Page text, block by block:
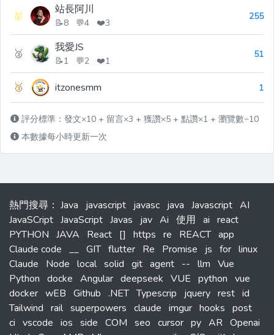
🥇 站長阿川
📝8 💬4 ❤️3
255
🥈 我愛JS
📝1 💬2 ❤️1
51
🥉 itzonesmm 1
評分標準：發文×10 + 留言×3 + 獲讚×5 + 點讚×1 + 瀏覽數÷10
本數據每小時更新一次
熱門搜尋 ： Java javascript javasc java Javascript AI
JavaSCript JavaScript Javas jav Ai 使用 ai react
PYTHON JAVA React [] https re REACT app
Claude code __ GIT flutter Re Promise js for linux
Claude
Node local solid git agent -- llm Vue
Python docke Angular deepseek VUE python vue
docker wEB Github .NET Typescrip jquery rest id
Tailwind rail superpowers claude imgur hooks post
ci vscode ios side COM seo cursor py AR Openai